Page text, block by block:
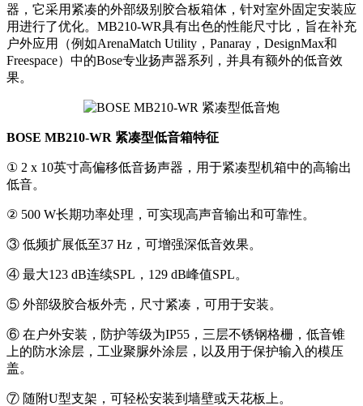
器，它采用紧凑的外部级别胶合板箱体，针对室外固定安装应
用进行了优化。MB210-WR具有出色的性能尺寸比，旨在补充
户外应用（例如ArenaMatch Utility，Panaray，DesignMax和
Freespace）中的Bose专业扬声器系列，并具有额外的低音效
果。
BOSE MB210-WR 紧凑型低音箱特征
① 2 x 10英寸高偏移低音扬声器，用于紧凑型机箱中的高输出
低音。
② 500 W长期功率处理，可实现高声音输出和可靠性。
③ 低频扩展低至37 Hz，可增强深低音效果。
④ 最大123 dB连续SPL，129 dB峰值SPL。
⑤ 外部级胶合板外壳，尺寸紧凑，可用于安装。
⑥ 在户外安装，防护等级为IP55，三层不锈钢格栅，低音锥
上的防水涂层，工业聚脲外涂层，以及用于保护输入的模压
盖。
⑦ 随附U型支架，可轻松安装到墙壁或天花板上。